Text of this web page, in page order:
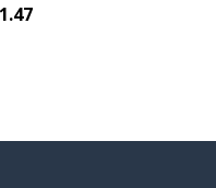
1.47 مليون تقييم